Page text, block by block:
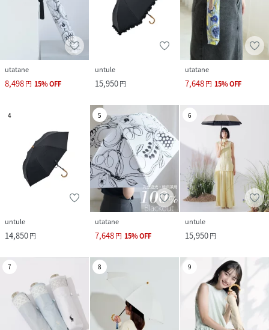
utatane
8,498円 15%OFF
untule
15,950円
utatane
7,648円 15%OFF
4
untule
14,850円
5
utatane
7,648円 15%OFF
6
untule
15,950円
7 8 9